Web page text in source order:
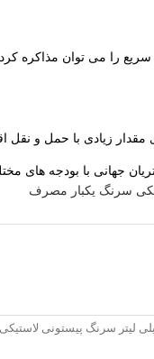
سریع را می توان مذاکره کرد.
جهانی با بودجه های
سرنگ یکبار مصرف